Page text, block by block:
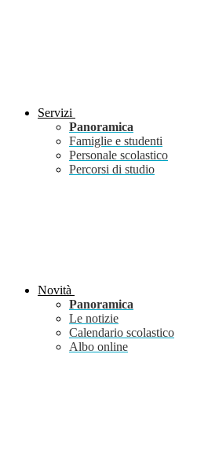
Servizi
Panoramica
Famiglie e studenti
Personale scolastico
Percorsi di studio
Novità
Panoramica
Le notizie
Calendario scolastico
Albo online